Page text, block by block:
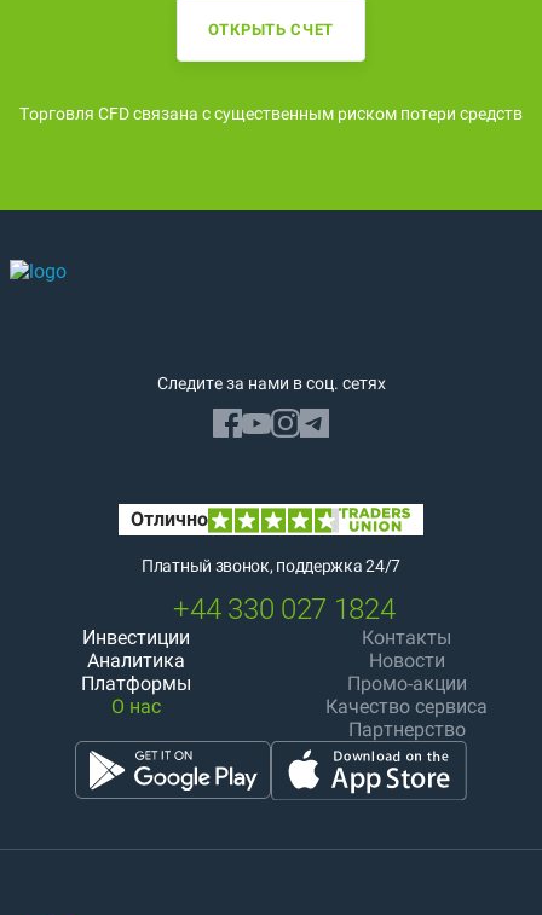
ОТКРЫТЬ СЧЕТ
Торговля CFD связана с существенным риском потери средств
Следите за нами в соц. сетях
Платный звонок, поддержка 24/7
+44 330 027 1824
Инвестиции
Аналитика
Платформы
О нас
Контакты
Новости
Промо-акции
Качество сервиса
Партнерство